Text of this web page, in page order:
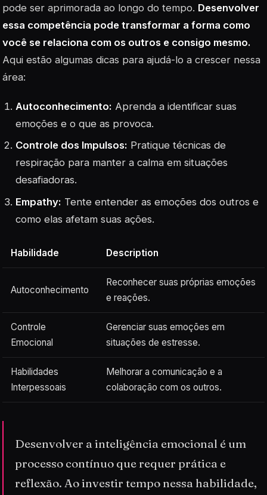
pode ser aprimorada ao longo do tempo. Desenvolver
essa competência pode transformar a forma como
você se relaciona com os outros e consigo mesmo.
Aqui estão algumas dicas para ajudá-lo a crescer nessa
área:
Autoconhecimento: Aprenda a identificar suas
emoções e o que as provoca.
Controle dos Impulsos: Pratique técnicas de
respiração para manter a calma em situações
desafiadoras.
Empathy: Tente entender as emoções dos outros e
como elas afetam suas ações.
Habilidade Description
Autoconhecimento
Reconhecer suas próprias emoções
e reações.
Controle
Emocional
Gerenciar suas emoções em
situações de estresse.
Habilidades
Interpessoais
Melhorar a comunicação e a
colaboração com os outros.
Desenvolver a inteligência emocional é um
processo contínuo que requer prática e
reflexão. Ao investir tempo nessa habilidade,